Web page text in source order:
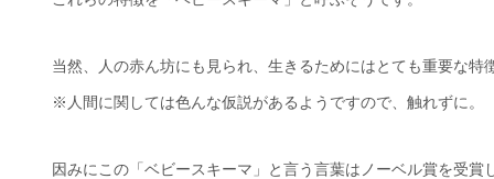
当然、人の赤ん坊にも見られ、生きるためにはとても重要な特
※人間に関しては色んな仮説があるようですので、触れずに。
因みにこの「ベビースキーマ」と言う言葉はノーベル賞を受賞